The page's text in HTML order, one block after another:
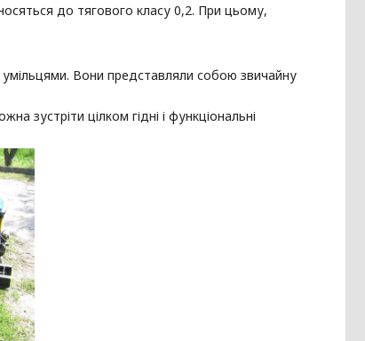
до тягового класу 0,2. При цьому,
Вони представляли собою звичайну
зустріти цілком гідні і функціональні